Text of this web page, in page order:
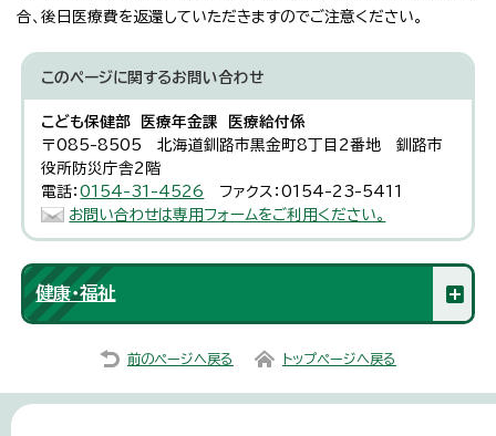
合、後日医療費を返還していただきますのでご注意ください。
このページに関するお問い合わせ
こども保健部 医療年金課 医療給付係
〒085-8505 北海道釧路市黒金町8丁目2番地 釧路市
役所防災庁舎2階
電話：0154-31-4526
ファクス：0154-23-5411
お問い合わせは専用フォームをご利用ください。
健康・福祉
前のページへ戻る トップページへ戻る